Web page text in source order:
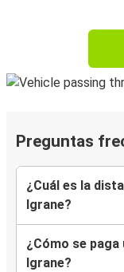
Preguntas
¿Cuál es la
Igrane?
¿Cómo se
Igrane?